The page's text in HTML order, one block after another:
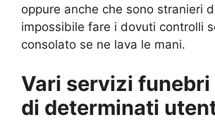
oppure anche che sono stranieri
impossibile fare i dovuti controlli
consolato se ne lava le mani.
Vari servizi funebri
di determinati